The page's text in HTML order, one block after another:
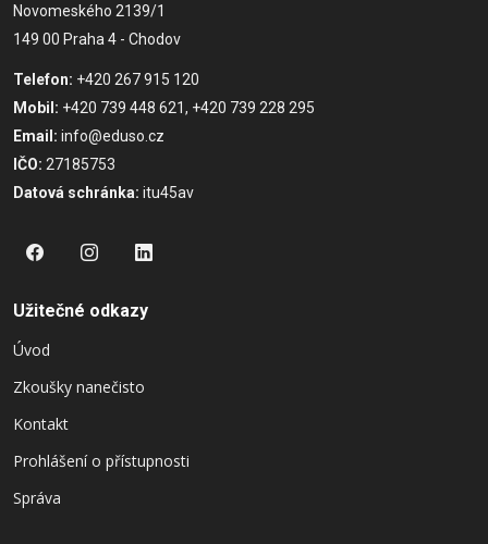
Novomeského 2139/1
149 00 Praha 4 - Chodov
Telefon: +420 267 915 120
Mobil: +420 739 448 621, +420 739 228 295
Email: info@eduso.cz
IČO: 27185753
Datová schránka: itu45av
Užitečné odkazy
Úvod
Zkoušky nanečisto
Kontakt
Prohlášení o přístupnosti
Správa